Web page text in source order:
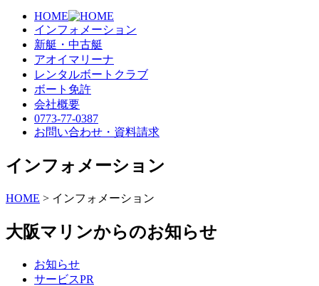
HOME
インフォメーション
新艇・中古艇
アオイマリーナ
レンタルボートクラブ
ボート免許
会社概要
0773-77-0387
お問い合わせ・資料請求
インフォメーション
HOME > インフォメーション
大阪マリンからのお知らせ
お知らせ
サービスPR